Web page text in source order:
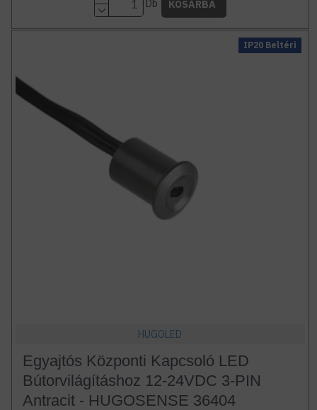
Db KOSÁRBA
IP20 Beltéri
HUGOLED
Egyajtós Központi Kapcsoló LED
Bútorvilágításhoz 12-24VDC 3-PIN
Antracit - HUGOSENSE 36404